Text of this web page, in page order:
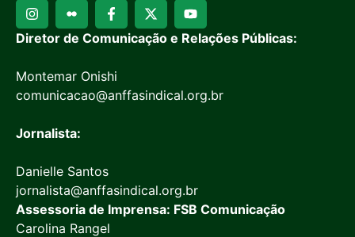
Diretor de Comunicação e Relações Públicas:
Montemar Onishi
comunicacao@anffasindical.org.br
Jornalista:
Danielle Santos
jornalista@anffasindical.org.br
Assessoria de Imprensa: FSB Comunicação
Carolina Rangel